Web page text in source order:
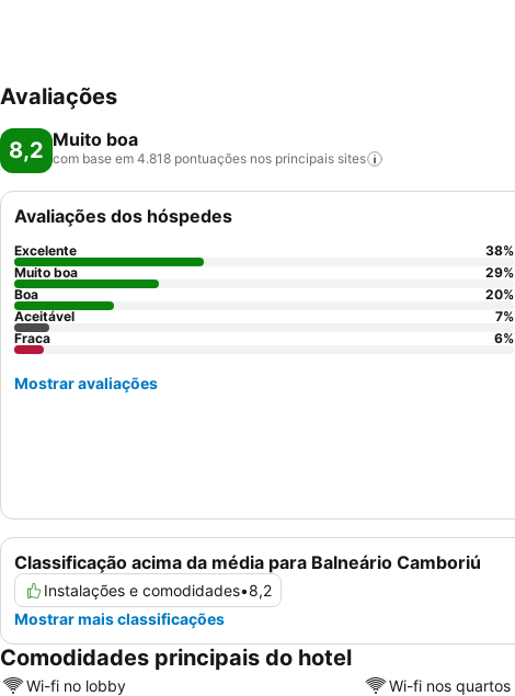
Avaliações
8,2 Muito boa
com base em 4.818 pontuações nos principais sites
Classificação acima da média para Balneário Camboriú
Instalações e comodidades•8,2
Mostrar mais classificações
Avaliações dos hóspedes
Excelente 38%
Muito boa
29%
Boa
20%
Aceitável
7%
Fraca
6%
Mostrar avaliações
Comodidades principais do hotel
Wi-fi no lobby Wi-fi nos quartos